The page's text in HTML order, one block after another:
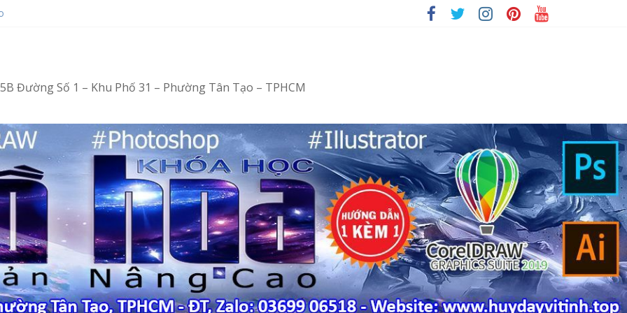
– Vi tính văn phòng cấp tốc
– Tin học văn phòng cấp tốc
Đường Số 1 – Khu Phố 31 – Phường Tân Tạo – TPHCM